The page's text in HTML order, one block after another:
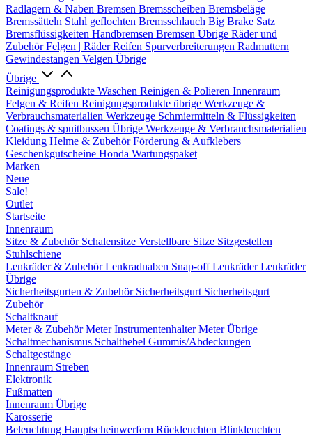
Radlagern & Naben Bremsen Bremsscheiben Bremsbeläge
Bremssätteln Stahl geflochten Bremsschlauch Big Brake Satz
Bremsflüssigkeiten Handbremsen Bremsen Übrige Räder und
ZubehörFelgen | RäderReifen Spurverbreiterungen Radmuttern
Gewindestangen Velgen Übrige
Übrige
Reinigungsprodukte Waschen Reinigen & Polieren Innenraum
Felgen & Reifen Reinigungsprodukte übrige Werkzeuge &
Verbrauchsmaterialien Werkzeuge Schmiermitteln & Flüssigkeiten
Coatings & spuitbussen Übrige Werkzeuge & Verbrauchsmaterialien
Kleidung Helme & ZubehörFörderung & Aufklebers
Geschenkgutscheine Honda Wartungspaket
Marken
Neue
Sale!
Outlet
Startseite
Innenraum
Sitze & Zubehör Schalensitze Verstellbare Sitze Sitzgestellen
Stuhlschiene
Lenkräder & ZubehörLenkradnaben Snap-offLenkräderLenkräder
Übrige
Sicherheitsgurten & Zubehör Sicherheitsgurt Sicherheitsgurt
Zubehör
Schaltknauf
Meter & ZubehörMeterInstrumentenhalterMeter Übrige
Schaltmechanismus Schalthebel Gummis/Abdeckungen
Schaltgestänge
Innenraum Streben
Elektronik
Fußmatten
Innenraum Übrige
Karosserie
Beleuchtung Hauptscheinwerfern Rückleuchten Blinkleuchten